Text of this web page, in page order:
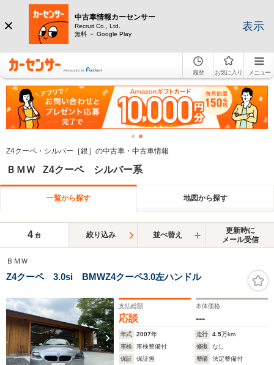
中古車情報カーセンサー
Recruit Co., Ltd.
無料 － Google Play
表示
履歴 お気に入り メニュー
Z4クーペ・シルバー［銀］の中古車・中古車情報
ＢＭＷ Z4クーペ シルバー系
一覧から探す 地図から探す
4 台 絞り込み 並べ替え
更新時に
メール受信
ＢＭＷ
Z4クーペ 3.0si BMWZ4クーペ3.0左ハンドル
支払総額
応談
本体価格
---
年式 2007年 走行 4.5万km
車検
車検整備付 修復
なし
保証
保証無 整備
法定整備付